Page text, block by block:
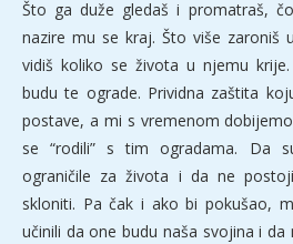
Što ga duže gledaš i promatraš,
nazire mu se kraj. Što više zaroniš
vidiš koliko se života u njemu
budu te ograde. Prividna zaštita
postave, a mi s vremenom
se “rodili” s tim ogradama. Da
ograničile za života i da ne
skloniti. Pa čak i ako bi pokušao,
učinili da one budu naša svojina i